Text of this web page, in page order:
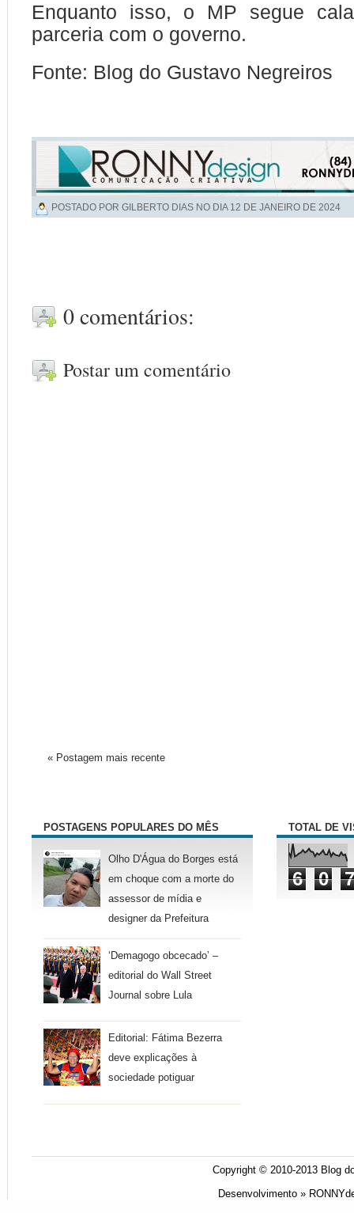
Enquanto isso, o MP segue
parceria com o governo.
Fonte: Blog do Gustavo Negreiros
POSTADO POR GILBERTO DIAS NO DIA 12 DE JANEIRO DE 2024
0 comentários:
Postar um comentário
« Postagem mais recente
POSTAGENS POPULARES DO MÊS
Olho D'Água do Borges está
em choque com a morte do
assessor de mídia e
designer da Prefeitura
‘Demagogo obcecado’ –
editorial do Wall Street
Journal sobre Lula
Editorial: Fátima Bezerra
deve explicações à
sociedade potiguar
TOTAL DE
6 0 7
Copyright © 2010-2013 Blog
Desenvolvimento »